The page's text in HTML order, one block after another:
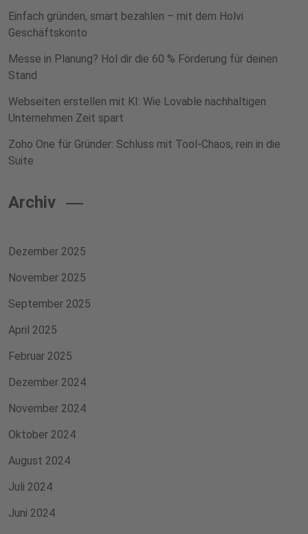
Einfach gründen, smart bezahlen – mit dem Holvi
Geschäftskonto
Messe in Planung? Hol dir die 60 % Förderung für deinen
Stand
Webseiten erstellen mit KI: Wie Lovable nachhaltigen
Unternehmen Zeit spart
Zoho One für Gründer: Schluss mit Tool-Chaos, rein in die
Suite
Archiv
Dezember 2025
November 2025
September 2025
April 2025
Februar 2025
Dezember 2024
November 2024
Oktober 2024
August 2024
Juli 2024
Juni 2024